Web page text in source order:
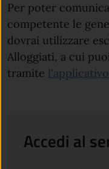
Per poter
competente le
dovrai utilizzare
Alloggiati, a cui
tramite
Accedi al